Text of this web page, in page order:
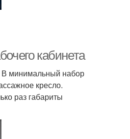
кабинета
В минимальный набор
кресло.
раз габариты